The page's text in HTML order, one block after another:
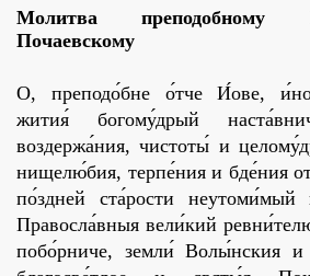
Молитва преподобному
Почаевскому
О, преподо́бне о́тче И́ове,
жития́ богому́дрый
воздержа́ния, чистоты́ и
нищелю́бия, терпе́ния и бде́ния
по́здней ста́рости
Правосла́вныя вели́кий
побо́рниче, земли́ Волы́нския и